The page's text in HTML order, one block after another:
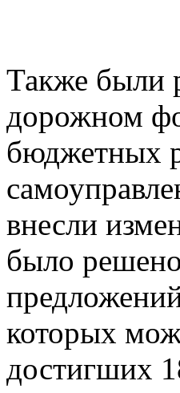
Также были
дорожном
бюджетных
внесли
было
которых
достигших